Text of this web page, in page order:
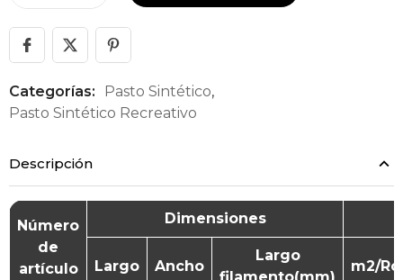
Categorías: Pasto Sintético,
Pasto Sintético Recreativo
Descripción
Número
de
artículo
Dimensiones
Largo Ancho
Largo
m2/